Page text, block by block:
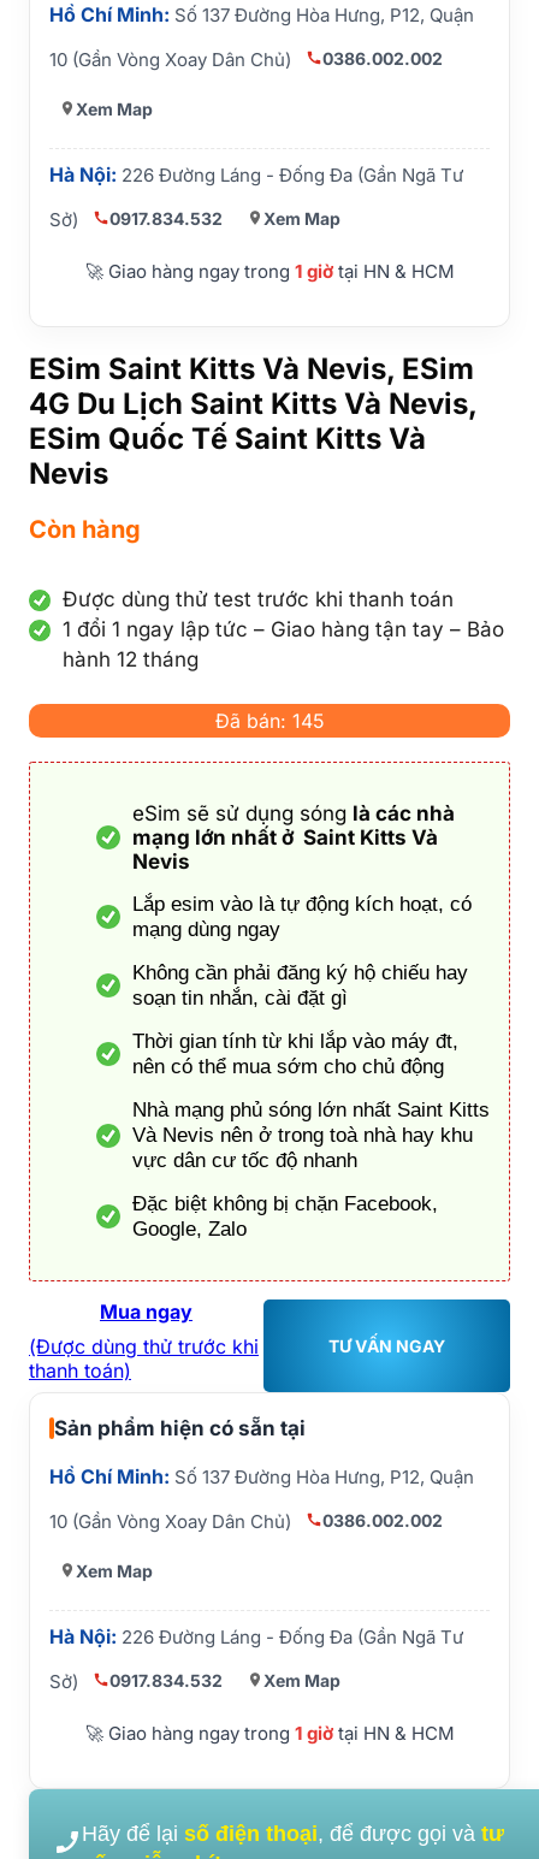
Hồ Chí Minh: Số 137 Đường Hòa Hưng, P12, Quận
10 (Gần Vòng Xoay Dân Chủ)
0386.002.002
Xem Map
Hà Nội: 226 Đường Láng - Đống Đa (Gần Ngã Tư
Sở)
0917.834.532 Xem Map
🚀 Giao hàng ngay trong 1 giờtại HN & HCM
ESim Saint Kitts Và Nevis, ESim
4G Du Lịch Saint Kitts Và Nevis,
ESim Quốc Tế Saint Kitts Và
Nevis
Còn hàng
Được dùng thử test trước khi thanh toán
1 đổi 1 ngay lập tức – Giao hàng tận tay – Bảo
hành 12 tháng
Đã bán: 145
eSim sẽ sử dụng sóng là các nhà
mạng lớn nhất ở Saint Kitts Và
Nevis
Lắp esim vào là tự động kích hoạt, có
mạng dùng ngay
Không cần phải đăng ký hộ chiếu hay
soạn tin nhắn, cài đặt gì
Thời gian tính từ khi lắp vào máy đt,
nên có thể mua sớm cho chủ động
Nhà mạng phủ sóng lớn nhất Saint Kitts
Và Nevis nên ở trong toà nhà hay khu
vực dân cư tốc độ nhanh
Đặc biệt không bị chặn Facebook,
Google, Zalo
Mua ngay
(Được dùng thử trước khi
thanh toán)
TƯ VẤN NGAY
Sản phẩm hiện có sẵn tại
Hồ Chí Minh: Số 137 Đường Hòa Hưng, P12, Quận
10 (Gần Vòng Xoay Dân Chủ)
0386.002.002
Xem Map
Hà Nội: 226 Đường Láng - Đống Đa (Gần Ngã Tư
Sở)
0917.834.532 Xem Map
🚀 Giao hàng ngay trong 1 giờtại HN & HCM
Hãy để lại số điện thoại, để được gọi và tư